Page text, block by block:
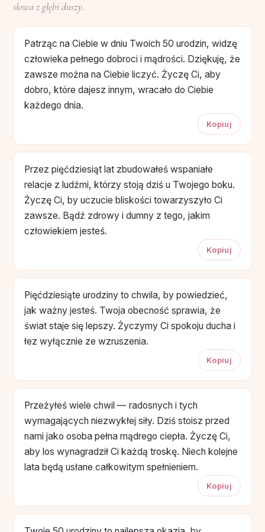
słowa z głębi duszy.
Patrząc na Ciebie w dniu Twoich 50 urodzin, widzę
człowieka pełnego dobroci i mądrości. Dziękuję, że
zawsze można na Ciebie liczyć. Życzę Ci, aby
dobro, które dajesz innym, wracało do Ciebie
każdego dnia.
Kopiuj
Przez pięćdziesiąt lat zbudowałeś wspaniałe
relacje z ludźmi, którzy stoją dziś u Twojego boku.
Życzę Ci, by uczucie bliskości towarzyszyło Ci
zawsze. Bądź zdrowy i dumny z tego, jakim
człowiekiem jesteś.
Kopiuj
Pięćdziesiąte urodziny to chwila, by powiedzieć,
jak ważny jesteś. Twoja obecność sprawia, że
świat staje się lepszy. Życzymy Ci spokoju ducha i
łez wyłącznie ze wzruszenia.
Kopiuj
Przeżyłeś wiele chwil — radosnych i tych
wymagających niezwykłej siły. Dziś stoisz przed
nami jako osoba pełna mądrego ciepła. Życzę Ci,
aby los wynagradził Ci każdą troskę. Niech kolejne
lata będą usłane całkowitym spełnieniem.
Kopiuj